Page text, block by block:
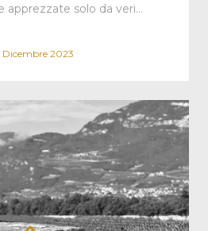
apprezzate solo da veri…
2023